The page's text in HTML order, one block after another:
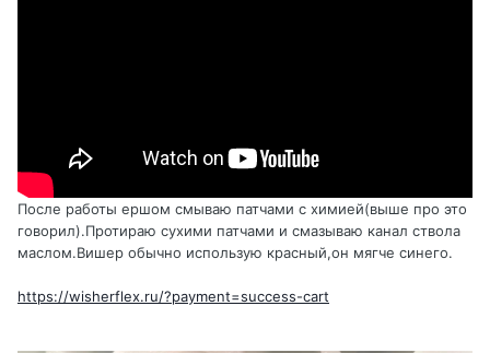
После работы ершом смываю патчами с химией(выше про это
говорил).Протираю сухими патчами и смазываю канал ствола
маслом.Вишер обычно использую красный,он мягче синего.
https://wisherflex.ru/?payment=success-cart